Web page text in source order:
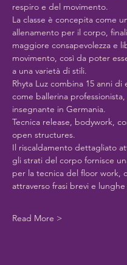
respiro e del movimento.
La classe è concepita come
allenamento per il corpo,
maggiore consapevolezza e
movimento, così da poter
a una varietà di stili.
Rhyta Luz combina 15 anni di
come ballerina
insegnante in Germania.
Tecnica release, bodywork,
open structures.
Il riscaldamento dettagliato
gli strati del corpo fornisce
per la tecnica del floor work,
attraverso frasi brevi e
Read More >